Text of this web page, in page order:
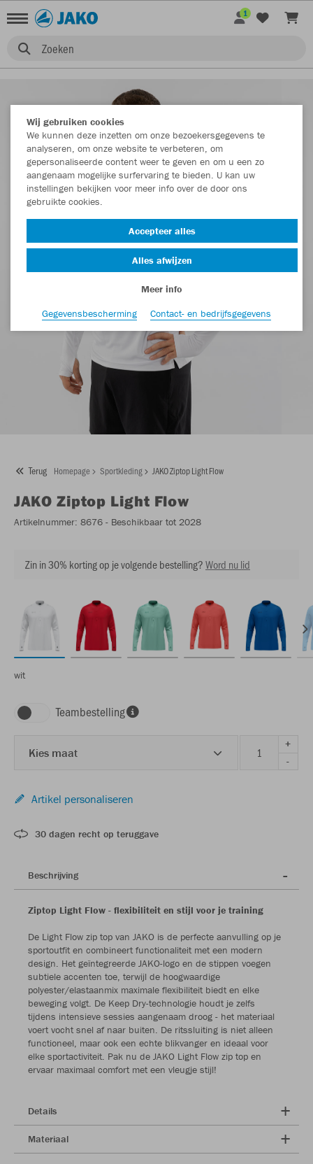
Zoeken
1
Terug Homepage Sportkleding JAKO Ziptop Light Flow
JAKO Ziptop Light Flow
Artikelnummer: 8676 - Beschikbaar tot 2028
Zin in 30% korting op je volgende bestelling?Word nu lid
wit
Teambestelling
Kies maat
+
-
Artikel personaliseren
30 dagen recht op teruggave
Beschrijving
Ziptop Light Flow - flexibiliteit en stijl voor je training
De Light Flow zip top van JAKO is de perfecte aanvulling op je
sportoutfit en combineert functionaliteit met een modern
design. Het geïntegreerde JAKO-logo en de stippen voegen
subtiele accenten toe, terwijl de hoogwaardige
polyester/elastaanmix maximale flexibiliteit biedt en elke
beweging volgt. De Keep Dry-technologie houdt je zelfs
tijdens intensieve sessies aangenaam droog - het materiaal
voert vocht snel af naar buiten. De ritssluiting is niet alleen
functioneel, maar ook een echte blikvanger en ideaal voor
elke sportactiviteit. Pak nu de JAKO Light Flow zip top en
ervaar maximaal comfort met een vleugje stijl!
Details
Materiaal
Wij gebruiken cookies
We kunnen deze inzetten om onze bezoekersgegevens te
analyseren, om onze website te verbeteren, om
gepersonaliseerde content weer te geven en om u een zo
aangenaam mogelijke surfervaring te bieden. U kan uw
instellingen bekijken voor meer info over de door ons
gebruikte cookies.
Accepteer alles
Alles afwijzen
Meer info
Gegevensbescherming
Contact- en bedrijfsgegevens